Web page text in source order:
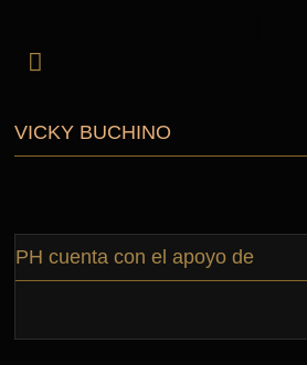
VICKY BUCHINO
PH cuenta con el apoyo de